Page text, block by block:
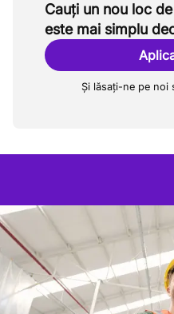
Cauți un nou loc
este mai simplu
Și lăsați-ne pe noi